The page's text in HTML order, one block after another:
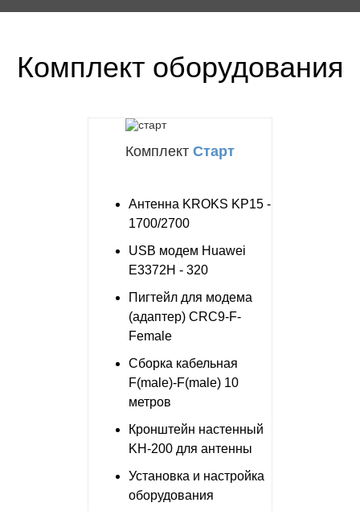
Комплект оборудования
Комплект Старт
Антенна KROKS KP15 -
1700/2700
USB модем Huawei
E3372H - 320
Пигтейл для модема
(адаптер) CRC9-F-
Female
Сборка кабельная
F(male)-F(male) 10
метров
Кронштейн настенный
KH-200 для антенны
Установка и настройка
оборудования